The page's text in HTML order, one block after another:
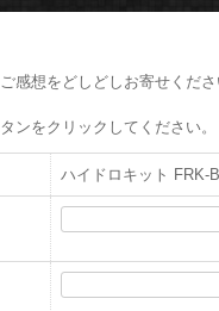
感想をどしどしお寄せくだ
ンをクリックしてください。
ハイドロキット FRK-